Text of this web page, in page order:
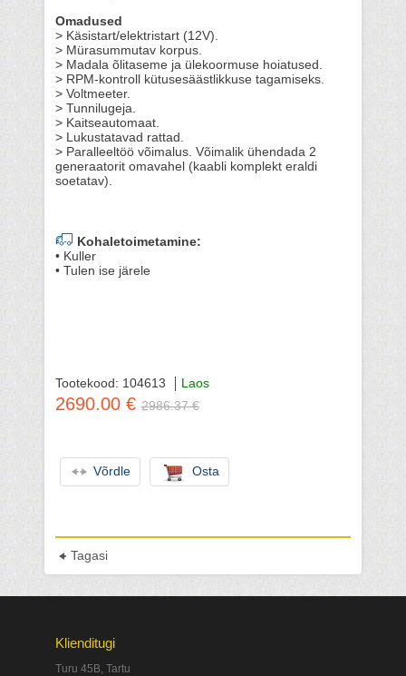
Omadused
> Käsistart/elektristart (12V).
> Mürasummutav korpus.
> Madala õlitaseme ja ülekoormuse hoiatused.
> RPM-kontroll kütusesäästlikkuse tagamiseks.
> Voltmeeter.
> Tunnilugeja.
> Kaitseautomaat.
> Lukustatavad rattad.
> Paralleeltöö võimalus. Võimalik ühendada 2
generaatorit omavahel (kaabli komplekt eraldi
soetatav).
Kohaletoimetamine:
• Kuller
• Tulen ise järele
Tootekood: 104613 Laos
2690.00 € 2986.37 €
Võrdle Osta
Tagasi
Klienditugi
Turu 45B, Tartu